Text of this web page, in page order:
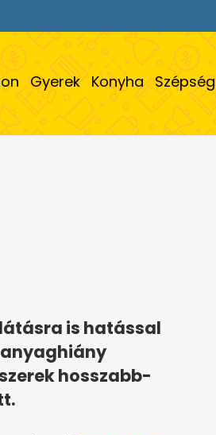
Gyerek Konyha Szépség
is hatással
hosszabb-